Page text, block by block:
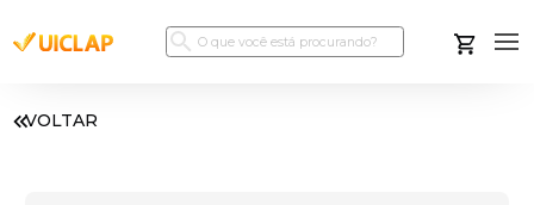
VOLTAR